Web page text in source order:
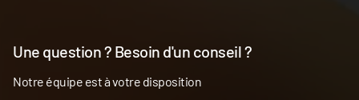
Une question ? Besoin d'un conseil ?
Notre équipe est à votre disposition